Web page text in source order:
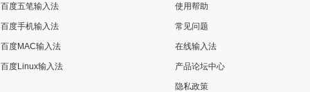
百度五笔输入法
百度手机输入法
百度MAC输入法
百度Linux输入法
使用帮助
常见问题
在线输入法
产品论坛中心
隐私政策